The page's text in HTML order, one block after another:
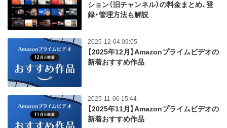
ション（旧チャンネル）の料金まとめ、登
録・管理方法も解説
2025-12-04 09:05
【2025年12月】Amazonプライムビデオの
新着おすすめ作品
2025-11-06 15:44
【2025年11月】Amazonプライムビデオの
新着おすすめ作品